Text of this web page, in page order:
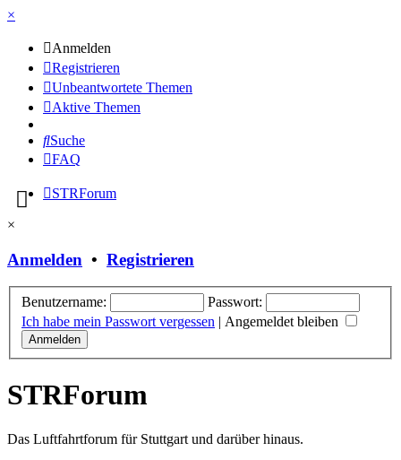
×
Anmelden
Registrieren
Unbeantwortete Themen
Aktive Themen
Suche
FAQ
STRForum
×
Anmelden • Registrieren
Benutzername:
Passwort:
Ich habe mein Passwort vergessen | Angemeldet bleiben
STRForum
Das Luftfahrtforum für Stuttgart und darüber hinaus.